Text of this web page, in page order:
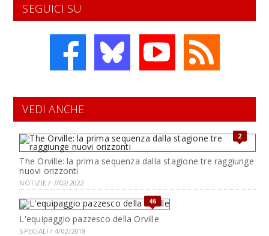
SEGUICI SU
VEDI ANCHE
2
The Orville: la prima sequenza dalla stagione tre raggiunge
nuovi orizzonti
NOTIZIE / 7/02/2022
46
L'equipaggio pazzesco della Orville
SPECIALI / 4/02/2018